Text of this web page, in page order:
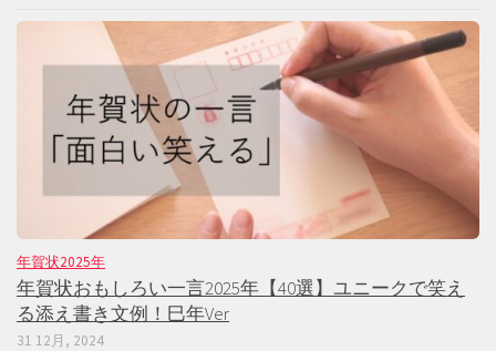
年賀状2025年
年賀状おもしろい一言2025年【40選】ユニークで笑え
る添え書き文例！巳年Ver
31 12月, 2024